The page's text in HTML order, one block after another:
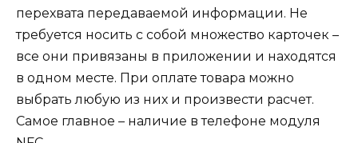
перехвата передаваемой информации. Не
требуется носить с собой множество карточек –
все они привязаны в приложении и находятся
в одном месте. При оплате товара можно
выбрать любую из них и произвести расчет.
Самое главное – наличие в телефоне модуля